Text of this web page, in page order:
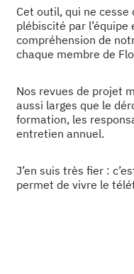
Cet outil, qui ne cesse
plébiscité par
compréhension de
chaque membre de
Nos revues de projet
aussi larges que le
formation, les
entretien annuel.
J’en suis très fier :
permet de vivre le